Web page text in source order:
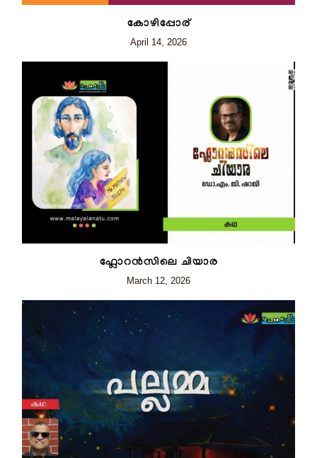
കോഴിപ്പോര്
April 14, 2026
ഫ്ലോറന്‍സിലെ ചിയാര
March 12, 2026